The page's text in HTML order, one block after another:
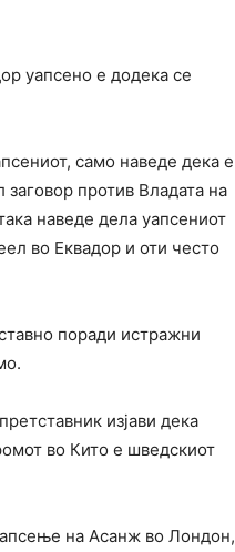
уапсено е додека се
само наведе дека е
против Владата на
наведе дела уапсениот
во Еквадор и оти често
поради истражни
изјави дека
во Кито е шведскиот
на Асанж во Лондон,